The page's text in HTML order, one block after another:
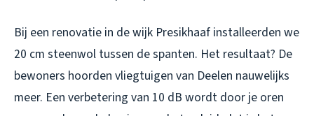
Bij een renovatie in de wijk Presikhaaf installeerden we
20 cm steenwol tussen de spanten. Het resultaat? De
bewoners hoorden vliegtuigen van Deelen nauwelijks
meer. Een verbetering van 10 dB wordt door je oren